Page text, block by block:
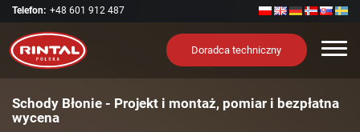
Telefon: +48 601 912 487
Doradca techniczny
Schody Błonie - Projekt i montaż, pomiar i bezpłatna
wycena